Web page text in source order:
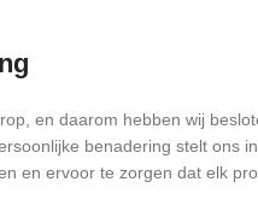
en daarom hebben wij
benadering stelt ons
en ervoor te zorgen dat elk